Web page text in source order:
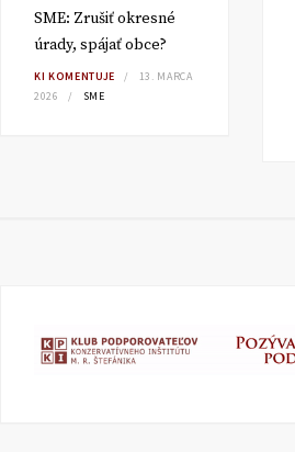
SME: Zrušiť okresné
úrady, spájať obce?
KI KOMENTUJE
13. MARCA
2026
SME